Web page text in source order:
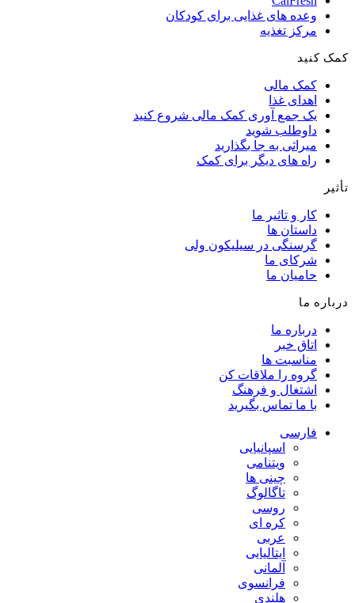
وعده های غذایی برای کودکان
مرکز تغذیه
کمک کنید
کمک مالی
اهدای غذا
یک جمع آوری کمک مالی شروع کنید
داوطلب شوید
میراثی به جا بگذارید
راه های دیگر برای کمک
تأثیر
کار و تاثیر ما
داستان ها
گرسنگی در سیلیکون ولی
شرکای ما
حامیان ما
درباره ما
درباره ما
اتاق خبر
مناسبت ها
گروه را ملاقات کن
اشتغال و فرهنگ
با ما تماس بگیرید
فارسی
اسپانیایی
ویتنامی
چینی ها
تاگالوگ
روسی
کره ای
عربی
ایتالیایی
آلمانی
فرانسوی
هلندی